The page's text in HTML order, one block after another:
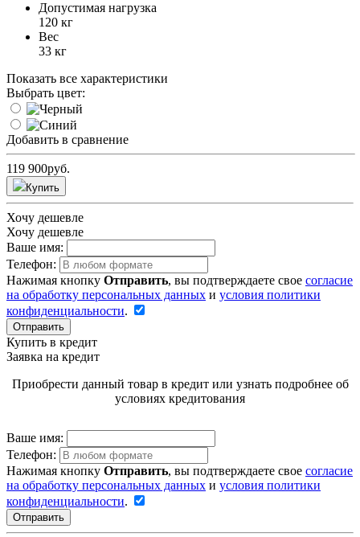
Допустимая нагрузка
120 кг
Вес
33 кг
Показать все характеристики
Выбрать цвет:
Добавить в сравнение
119 900руб.
Купить
Хочу дешевле
Хочу дешевле
Ваше имя:
Телефон:
Нажимая кнопку Отправить, вы подтверждаете свое согласие
на обработку персональных данных и условия политики
конфиденциальности.
Отправить
Купить в кредит
Заявка на кредит
Приобрести данный товар в кредит или узнать подробнее об
условиях кредитования
Ваше имя:
Телефон:
Нажимая кнопку Отправить, вы подтверждаете свое согласие
на обработку персональных данных и условия политики
конфиденциальности.
Отправить